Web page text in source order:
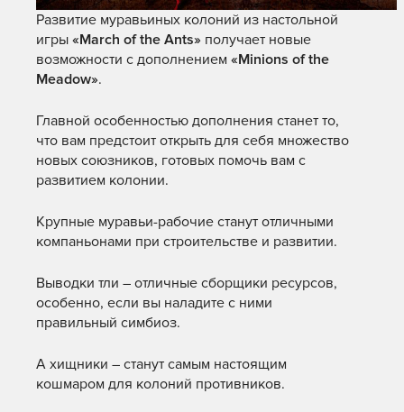
Развитие муравьиных колоний из настольной
игры «March ofthe Ants» получает новые
возможности с дополнением «Minions ofthe
Meadow».
Главной особенностью дополнения станет то,
что вам предстоит открыть для себя множество
новых союзников, готовых помочь вам с
развитием колонии.
Крупные муравьи-рабочие станут отличными
компаньонами при строительстве и развитии.
Выводки тли – отличные сборщики ресурсов,
особенно, если вы наладите с ними
правильный симбиоз.
А хищники – станут самым настоящим
кошмаром для колоний противников.